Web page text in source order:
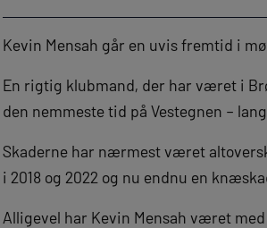
Kevin Mensah går en uvis fremtid i
En rigtig klubmand, der har været i
den nemmeste tid på Vestegnen –
Skaderne har nærmest været
i 2018 og 2022 og nu endnu en
Alligevel har Kevin Mensah været